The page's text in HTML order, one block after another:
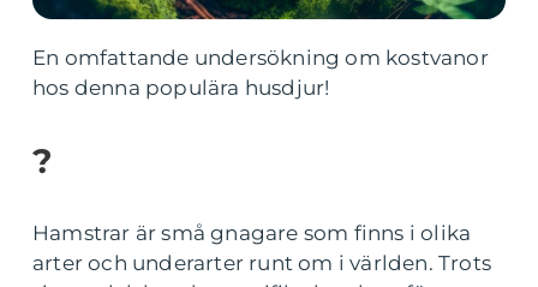
En omfattande undersökning om kostvanor
hos denna populära husdjur!
?
Hamstrar är små gnagare som finns i olika
arter och underarter runt om i världen. Trots